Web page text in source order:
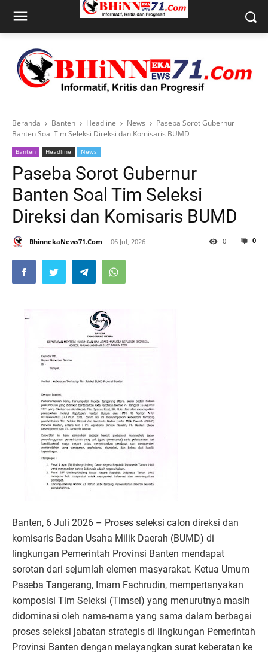
Beranda Banten Headline News
Paseba Sorot Gubernur
Banten Soal Tim Seleksi Direksi dan Komisaris BUMD
Banten Headline News
Paseba Sorot Gubernur
Banten Soal Tim Seleksi
Direksi dan Komisaris BUMD
BhinnekaNews71.Com 06 Jul, 2026 0
0
Banten, 6 Juli 2026 – Proses seleksi calon direksi dan
komisaris Badan Usaha Milik Daerah (BUMD) di
lingkungan Pemerintah Provinsi Banten mendapat
sorotan dari sejumlah elemen masyarakat. Ketua Umum
Paseba Tangerang, Imam Fachrudin, mempertanyakan
komposisi Tim Seleksi (Timsel) yang menurutnya masih
didominasi oleh nama-nama yang sama dalam berbagai
proses seleksi jabatan strategis di lingkungan Pemerintah
Provinsi Banten dengan melayangkan surat keberatan ke